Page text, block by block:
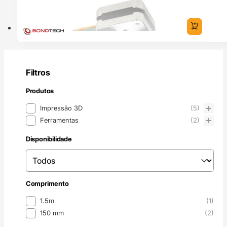
Filtros
Produtos
ProdutosImpressão 3D
(5)
Ferramentas
(2)
Disponibilidade
Disponibilidade
Disponibilidade
Comprimento
Comprimento
1.5m
(1)
150 mm
(2)